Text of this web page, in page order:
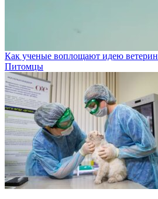
Как ученые воплощают идею
Питомцы